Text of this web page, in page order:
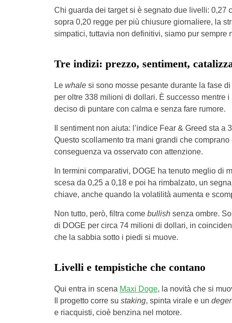
Chi guarda dei target si è segnato due livelli: 0,27
sopra 0,20 regge per più chiusure giornaliere, la
simpatici, tuttavia non definitivi, siamo pur sempre
Tre indizi: prezzo, sentiment,
Le whalesi sono mosse pesante durante la fase di
per oltre 338 milioni di dollari. È successo mentre
deciso di puntare con calma e senza fare rumore.
Il sentiment non aiuta: l’indice Fear & Greed sta
Questo scollamento tra mani grandi che
conseguenza va osservato con attenzione.
In termini comparativi, DOGE ha tenuto meglio di
scesa da 0,25 a 0,18 e poi ha rimbalzato, un
chiave, anche quando la volatilità aumenta e
Non tutto, però, filtra come bullishsenza ombre.
di DOGE per circa 74 milioni di dollari, in
che la sabbia sotto i piedi si muove.
Livelli e tempistiche che contano
Qui entra in scena Maxi Doge, la novità che si
Il progetto corre su staking, spinta virale e un
e riacquisti, cioè benzina nel motore.